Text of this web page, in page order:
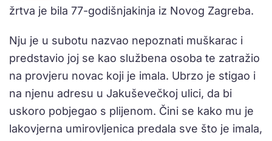
žrtva je bila 77-godišnjakinja iz Novog Zagreba.
Nju je u subotu nazvao nepoznati muškarac i
predstavio joj se kao službena osoba te zatražio
na provjeru novac koji je imala. Ubrzo je stigao i
na njenu adresu u Jakuševečkoj ulici, da bi
uskoro pobjegao s plijenom. Čini se kako mu je
lakovjerna umirovljenica predala sve što je imala,